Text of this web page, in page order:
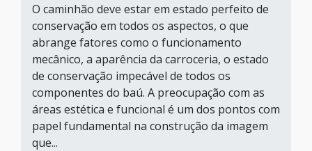
O caminhão deve estar em estado perfeito de
conservação em todos os aspectos, o que
abrange fatores como o funcionamento
mecânico, a aparência da carroceria, o estado
de conservação impecável de todos os
componentes do baú. A preocupação com as
áreas estética e funcional é um dos pontos com
papel fundamental na construção da imagem
que...